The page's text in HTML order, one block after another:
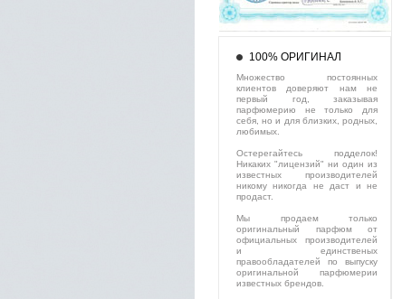
100% ОРИГИНАЛ
Множество постоянных
клиентов доверяют нам не
первый год, заказывая
парфюмерию не только для
себя, но и для близких, родных,
любимых.
Остерегайтесь подделок!
Никаких "лицензий" ни один из
известных производителей
никому никогда не даст и не
продаст.
Мы продаем только
оригинальный парфюм от
официальных производителей
и единственых
правообладателей по выпуску
оригинальной парфюмерии
известных брендов.